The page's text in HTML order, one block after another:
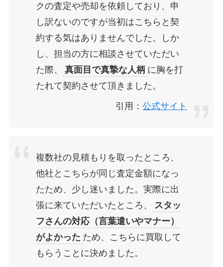
クの査定や売却を依頼しており、申
し訳ないのですが当初はこちらと契
約する気はありませんでした。しか
し、担当の方に相談させていただい
た際、
真面目で真摯な人柄 に胸を打
たれて契約させて頂きました。
引用：公式サイト
複数社の見積もりを取ったところ、
他社とこちらが同じ査定金額になっ
たため、少し迷いました。実際に出
張に来ていただいたところ、
スタッ
フさんの対応（言葉遣いやマナー）
がよかった ため、こちらに買取して
もらうことに決めました。